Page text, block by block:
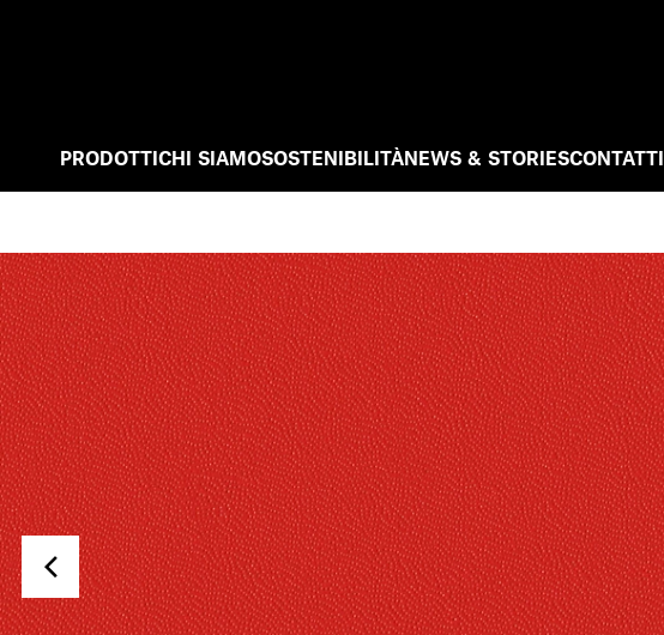
PRODOTTICHI SIAMOSOSTENIBILITÀNEWS & STORIESCONTATTI